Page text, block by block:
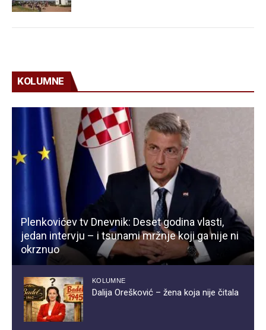
KOLUMNE
Plenkovićev tv Dnevnik: Deset godina vlasti,
jedan intervju – i tsunami mržnje koji ga nije ni
okrznuo
KOLUMNE
Dalija Orešković – žena koja nije čitala